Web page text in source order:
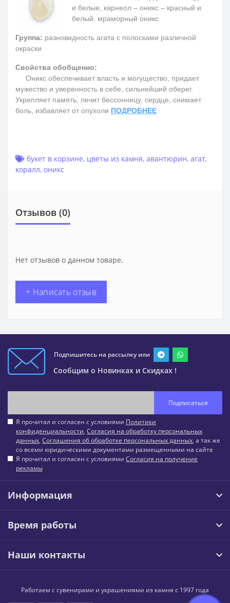
и белые, карнеол – оникс – красный и
белый. мраморный оникс
Группа: разновидность агата с полосками различной
окраски
Свойства обобщенно:
Оникс обеспечивает власть и могущество, придает
мужество и уверенность в себе, сильнейший оберег.
Укрепляет память, лечит бессонницу, сердце, снимает
боль, избавляет от опухоли ПОДРОБНЕЕ
букет в корзине, цветы из камня, авантюрин, агат,
коралл, оникс
Отзывов (0)
Нет отзывов о данном товаре.
+ Написать отзыв
Подпишитесь на рассылку или
Сообщим о Новинках и Скидках !
Подписаться
Я прочитал и согласен с условиями Политики
конфиденциальности, Согласия на обработку персональных
данных, Соглашения об обработке персональных данных, а так же
со всеми юридическими документами размещенными на сайте
Я прочитал и согласен с условиями Согласия на получение
рекламы
Информация
Время работы
Наши контакты
Работаем с сувенирами и украшениями из камня с 1997 года